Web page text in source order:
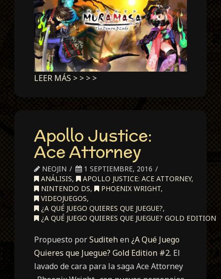
LEER MÁS > > > >
Apollo Justice:
Ace Attorney
NEOJIN
1 SEPTIEMBRE, 2016
ANÁLISIS, APOLLO JUSTICE: ACE ATTORNEY,
NINTENDO DS, PHOENIX WRIGHT,
VIDEOJUEGOS,
¿A QUÉ JUEGO QUIERES QUE JUEGUE?,
¿A QUÉ JUEGO QUIERES QUE JUEGUE? GOLD EDITION
Propuesto porSuditehen¿A Qué Juego
Quieres que Juegue? Gold Edition #2. El
lavado de cara para la saga Ace Attorney